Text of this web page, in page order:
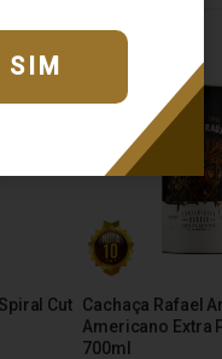
SIM
Cut Cachaça Rafael
Americano Extra
700ml